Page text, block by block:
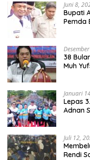
Juni 8,
Bupati
Pemda
38
Muh
Januari
Lepas
Adnan
Juli 12,
Rendi